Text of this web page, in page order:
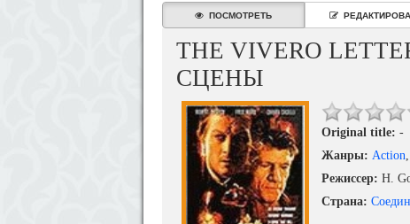
ПОСМОТРЕТЬ
THE VIVERO
СЦЕНЫ
Original title: -
Жанры: Action,
Режиссер: H.
Страна: